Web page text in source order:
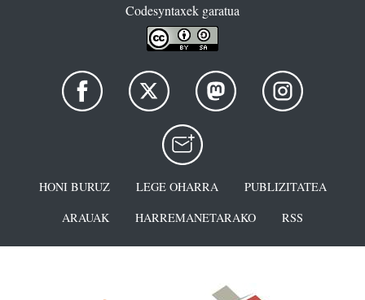
Codesyntaxek garatua
HONI BURUZ LEGE OHARRA
PUBLIZITATEA
ARAUAK
HARREMANETARAKO RSS